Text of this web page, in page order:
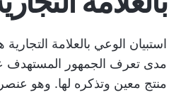
استبيان الوعي بالعلامة
مدى تعرف الجمهور المستهدف
منتج معين وتذكره لها. وهو